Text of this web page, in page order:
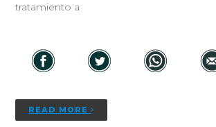
tratamiento a
READ MORE